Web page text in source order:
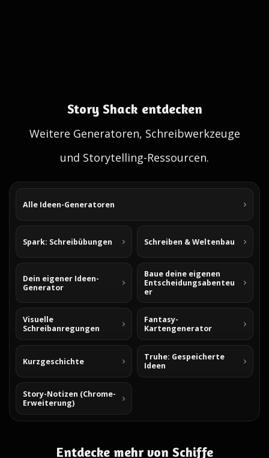
Story Shack entdecken
Weitere Generatoren, Schreibwerkzeuge
und Storytelling-Ressourcen.
Alle Ideen-Generatoren
Spark: Schreibübungen Schreiben & Weltenbau
Dein eigener Ideen-
Generator
Baue deine eigenen
Entscheidungsabenteu
er
Visuelle
Schreibanregungen
Fantasy-
Kartengenerator
Kurzgeschichte
Truhe: Gespeicherte
Ideen
Story-Notizen (Chrome-
Erweiterung)
Entdecke mehr von Schiffe